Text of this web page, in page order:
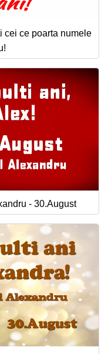
cei ce poarta numele
- 30.August